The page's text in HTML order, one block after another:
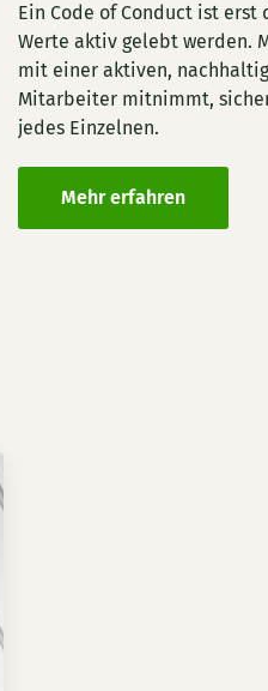
Ein Code of Conduct ist
Werte aktiv gelebt werden.
mit einer aktiven,
Mitarbeiter mitnimmt,
jedes Einzelnen.
Mehr erfahren